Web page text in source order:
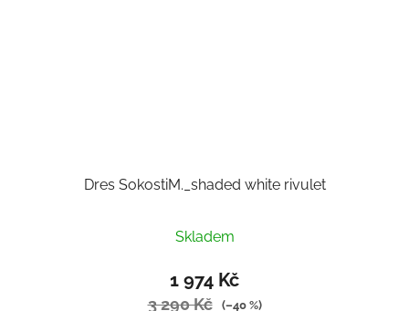
Dres SokostiM._shaded white rivulet
Skladem
1 974 Kč
3 290 Kč (–40 %)